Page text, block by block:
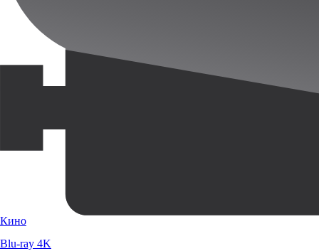
Кино
Blu-ray 4K